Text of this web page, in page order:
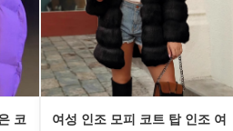
코
여성 인조 모피 코트 탑 인조 여